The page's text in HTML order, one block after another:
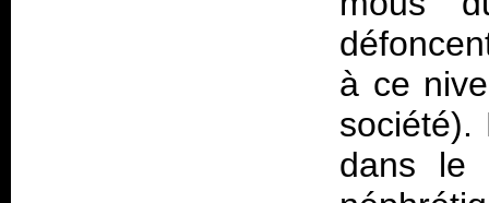
à ce
société).
dans le